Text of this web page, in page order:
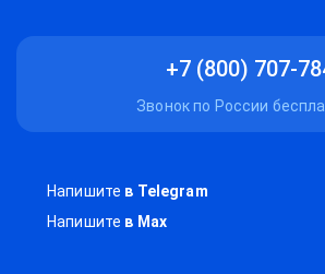
+7 (800) 707-
Звонок по России
Напишите в Telegram
Напишите в Max